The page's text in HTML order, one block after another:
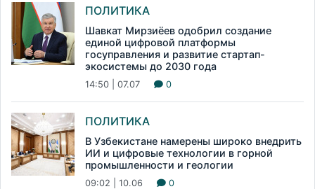
ПОЛИТИКА
Шавкат Мирзиёев одобрил создание
единой цифровой платформы
госуправления и развитие стартап-
экосистемы до 2030 года
14:50 | 07.07 0
ПОЛИТИКА
В Узбекистане намерены широко внедрить
ИИ и цифровые технологии в горной
промышленности и геологии
09:02 | 10.06 0